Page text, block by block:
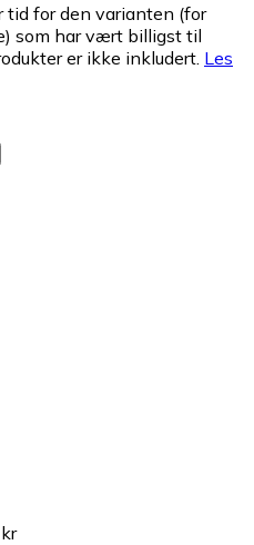
tid for den varianten (for
som har vært billigst til
er ikke inkludert. Les